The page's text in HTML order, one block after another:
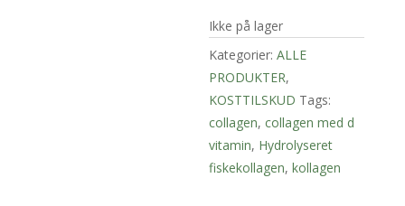
Ikke på lager
Kategorier:ALLE
PRODUKTER,
KOSTTILSKUD Tags:
collagen,collagen med d
vitamin, Hydrolyseret
fiskekollagen,kollagen